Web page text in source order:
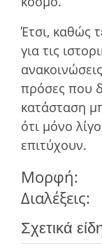
Έτσι, καθώς
για τις
πρόσες που
κατάσταση
ότι µόνο
επιτύχουν.
Μορφή:
Διαλέξεις:
Σχετικά